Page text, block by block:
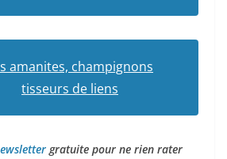
amanites, champignons
tisseurs de liens
gratuite pour ne rien rater